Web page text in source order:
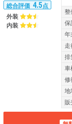
総合評価 4.5点
外装
内装
整
保
年
走
排
車
修
地
販